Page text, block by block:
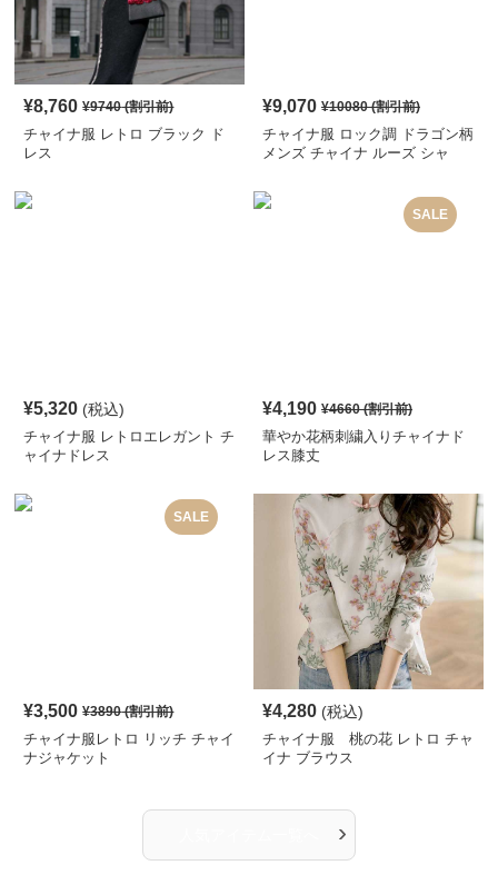
¥8,760 ¥9740(割引前)
チャイナ服 レトロ ブラック ド
レス
¥9,070 ¥10080(割引前)
チャイナ服 ロック調 ドラゴン柄
メンズ チャイナ ルーズ シャ
¥5,320 (税込)
チャイナ服 レトロエレガント チ
ャイナドレス
SALE
¥4,190 ¥4660(割引前)
華やか花柄刺繍入りチャイナド
レス膝丈
SALE
¥3,500 ¥3890(割引前)
チャイナ服レトロ リッチ チャイ
ナジャケット
¥4,280 (税込)
チャイナ服 桃の花 レトロ チャ
イナ ブラウス
›